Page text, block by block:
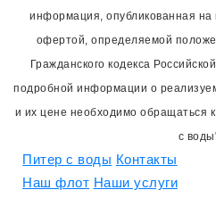
информация, опубликованная на
офертой, определяемой
Гражданского кодекса
подробной информации о
и их цене необходимо обращаться
с
Питер с воды Контакты
Наш флот Наши услуги